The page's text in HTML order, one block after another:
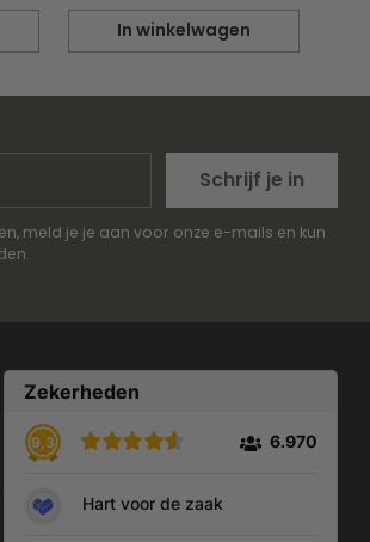
In winkelwagen
Hoeveelheid
Schrijf je in
meld je je aan voor onze e-mails en kun